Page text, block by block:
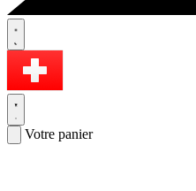
Votre panier